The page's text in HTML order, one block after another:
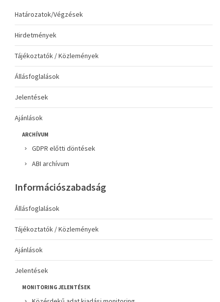
Határozatok/Végzések
Hirdetmények
Tájékoztatók / Közlemények
Állásfoglalások
Jelentések
Ajánlások
ARCHÍVUM
GDPR előtti döntések
ABI archívum
Információszabadság
Állásfoglalások
Tájékoztatók / Közlemények
Ajánlások
Jelentések
MONITORING JELENTÉSEK